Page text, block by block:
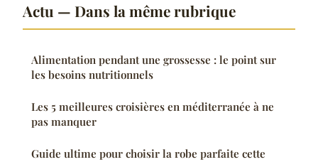
Actu — Dans la même rubrique
Alimentation pendant une grossesse : le point sur
les besoins nutritionnels
Les 5 meilleures croisières en méditerranée à ne
pas manquer
Guide ultime pour choisir la robe parfaite cette